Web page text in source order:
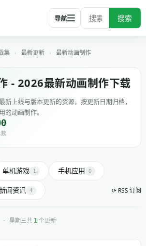
搜索
导航
集 › 最新更新 › 最新动画制作
- 2026最新动画制作下载
新上线与版本更新的资源，按更新日期归档，
的动画制作。
单机游戏 1 手机应用 0
闻资讯 4 ⟳ RSS 订阅
星期三共 1 个更新